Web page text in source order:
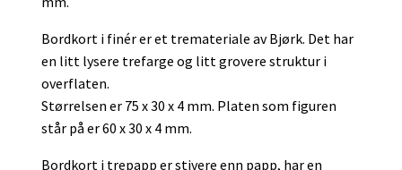
Bordkort i finér er et tremateriale av Bjørk. Det har
en litt lysere trefarge og litt grovere struktur i
overflaten.
Størrelsen er 75 x 30 x 4 mm. Platen som figuren
står på er 60 x 30 x 4 mm.
Bordkort i trepapp er stivere enn papp, har en